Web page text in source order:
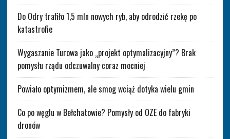
Do Odry trafiło 1,5 mln nowych ryb, aby odrodzić rzekę po
katastrofie
Wygaszanie Turowa jako „projekt optymalizacyjny”? Brak
pomysłu rządu odczuwalny coraz mocniej
Powiało optymizmem, ale smog wciąż dotyka wielu gmin
Co po węglu w Bełchatowie? Pomysły od OZE do fabryki
dronów